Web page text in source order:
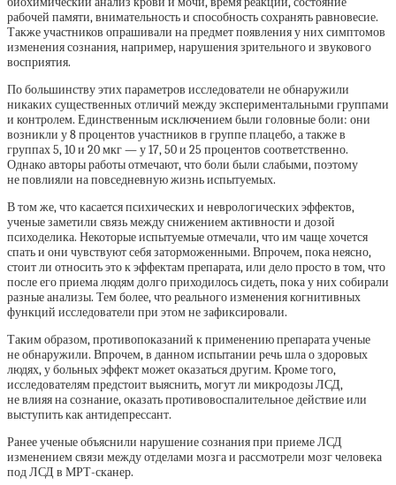
рабочей памяти, внимательность и способность сохранять равновесие.
Также участников опрашивали на предмет появления у них симптомов
изменения сознания, например, нарушения зрительного и звукового
восприятия.
По большинству этих параметров исследователи не обнаружили
никаких существенных отличий между экспериментальными группами
и контролем. Единственным исключением были головные боли: они
возникли у 8 процентов участников в группе плацебо, а также в
группах 5, 10 и 20 мкг — у 17, 50 и 25 процентов соответственно.
Однако авторы работы отмечают, что боли были слабыми, поэтому
не повлияли на повседневную жизнь испытуемых.
В том же, что касается психических и неврологических эффектов,
ученые заметили связь между снижением активности и дозой
психоделика. Некоторые испытуемые отмечали, что им чаще хочется
спать и они чувствуют себя заторможенными. Впрочем, пока неясно,
стоит ли относить это к эффектам препарата, или дело просто в том, что
после его приема людям долго приходилось сидеть, пока у них собирали
разные анализы. Тем более, что реального изменения когнитивных
функций исследователи при этом не зафиксировали.
Таким образом, противопоказаний к применению препарата ученые
не обнаружили. Впрочем, в данном испытании речь шла о здоровых
людях, у больных эффект может оказаться другим. Кроме того,
исследователям предстоит выяснить, могут ли микродозы ЛСД,
не влияя на сознание, оказать противовоспалительное действие или
выступить как антидепрессант.
Ранее ученые объяснили нарушение сознания при приеме ЛСД
изменением связи между отделами мозга и рассмотрели мозг человека
под ЛСД в МРТ-сканер.